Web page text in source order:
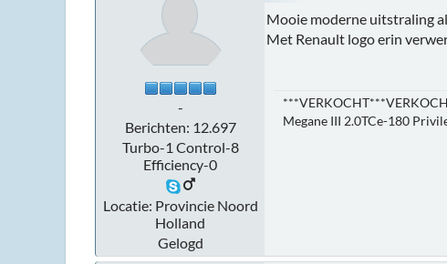
-
Berichten: 12.697
Turbo-1 Control-8
Efficiency-0
Locatie: Provincie Noord
Holland
Gelogd
Mooie moderne uitstraling
Met Renault logo erin
Megane III 2.0TCe-180